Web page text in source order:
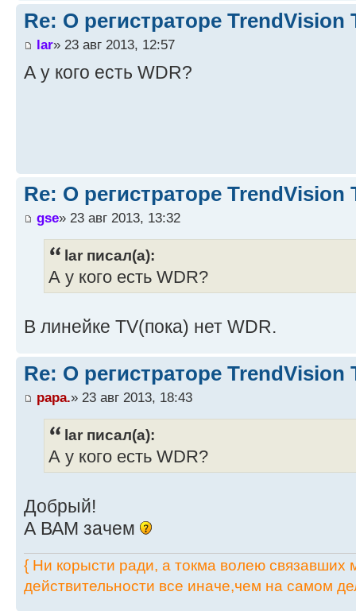
Re: О регистраторе TrendVision
lar» 23 авг 2013, 12:57
А у кого есть WDR?
Re: О регистраторе TrendVision
gse» 23 авг 2013, 13:32
lar писал(а):
А у кого есть WDR?
В линейке TV(пока) нет WDR.
Re: О регистраторе TrendVision
papa.» 23 авг 2013, 18:43
lar писал(а):
А у кого есть WDR?
Добрый!
А ВАМ зачем
{ Ни корысти ради, а токма волею связавших
действительности все иначе,чем на самом